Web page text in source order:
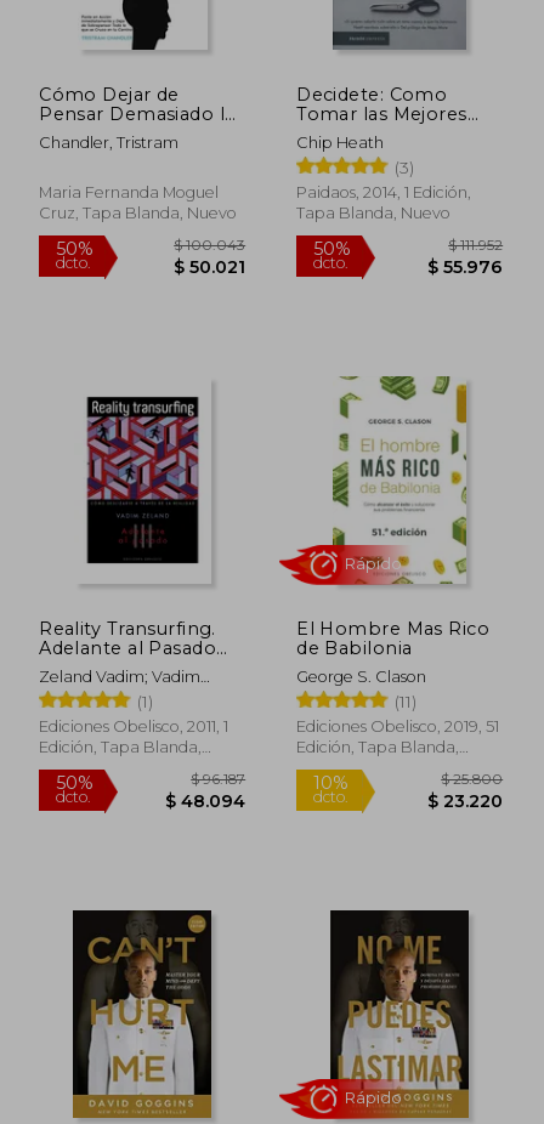
dcto. $ 34.650
10%
Cómo Dejar de
Pensar Demasiado las
Cosas: Ponte en
Acción
Deja de Sobrepensar
Todo lo que se Cruza
Chandler, Tristram
Maria Fernanda Moguel
Cruz, Tapa Blanda, Nuevo
50%
dcto.
$ 100.043
$ 50.021
Decidete: Como
Tomar las Mejores
Decisiones en la Vida
y en el Trabajo
Chip Heath
(3)
Paidaos, 2014, 1 Edición,
Tapa Blanda, Nuevo
50%
dcto. $
Reality Transurfing.
Adelante al Pasado
vol. III
Zeland Vadim; Vadim
Zeland
(1)
Ediciones Obelisco, 2011, 1
Edición, Tapa Blanda,
Nuevo
El Hombre Mas Rico
de Babilonia
George S. Clason
(11)
Ediciones Obelisco, 2019, 51
Edición, Tapa Blanda,
Nuevo
Rápido